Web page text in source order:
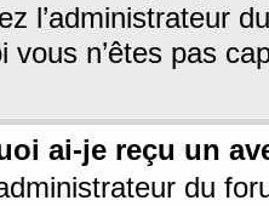
l’administrateur
vous n’êtes pas
ai-je reçu un
du